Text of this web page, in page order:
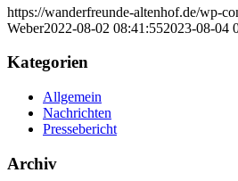
https://wanderfreunde-altenhof.de/wp-
Weber2022-08-02 08:41:552023-08-04
Kategorien
Allgemein
Nachrichten
Pressebericht
Archiv